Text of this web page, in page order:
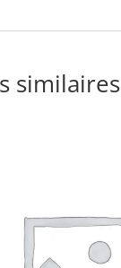
similaires